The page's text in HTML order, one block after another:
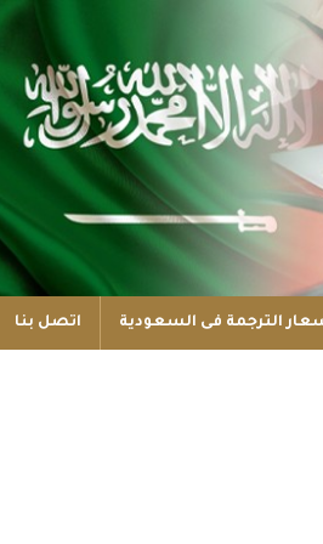
الترجمة فى السعودية اتصل بنا